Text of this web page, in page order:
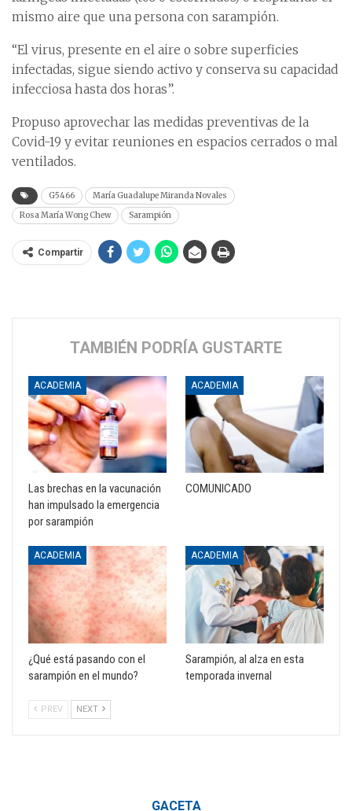
mismo aire que una persona con sarampión.
“El virus, presente en el aire o sobre superficies
infectadas, sigue siendo activo y conserva su capacidad
infecciosa hasta dos horas”.
Propuso aprovechar las medidas preventivas de la
Covid-19 y evitar reuniones en espacios cerrados o mal
ventilados.
G5466
María Guadalupe Miranda Novales
Rosa María Wong Chew
Sarampión
Compartir
TAMBIÉN PODRÍA GUSTARTE
ACADEMIA
Las brechas en la vacunación
han impulsado la emergencia
por sarampión
ACADEMIA
COMUNICADO
ACADEMIA
¿Qué está pasando con el
sarampión en el mundo?
ACADEMIA
Sarampión, al alza en esta
temporada invernal
PREV NEXT
GACETA